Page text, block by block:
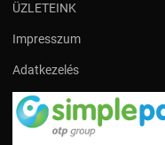
ÜZLETEINK
Impresszum
Adatkezelés